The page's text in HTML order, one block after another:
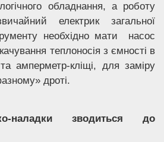
обладнання, а роботу
електрик загальної
необхідно мати насос
теплоносія з ємності в
амперметр-кліщі, для заміру
дроті.
наладки зводиться до